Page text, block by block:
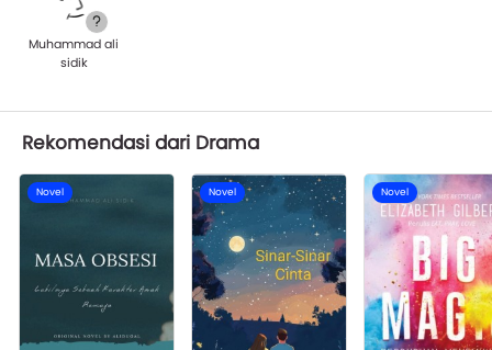
Muhammad ali
sidik
Rekomendasi dari Drama
Novel Novel Novel